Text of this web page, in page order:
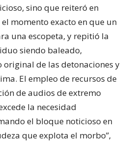
sino que reiteró en
momento exacto en que un
una escopeta, y repitió la
siendo baleado,
de las detonaciones y
El empleo de recursos de
de audios de extremo
la necesidad
el bloque noticioso en
que explota el morbo”,